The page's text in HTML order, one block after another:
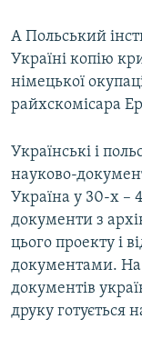
А Польський
Україні копію
німецької
райхскомісара
Українські і
науково-
Україна у 30-х –
документи з
цього проекту і
документами. На
документів
друку готується